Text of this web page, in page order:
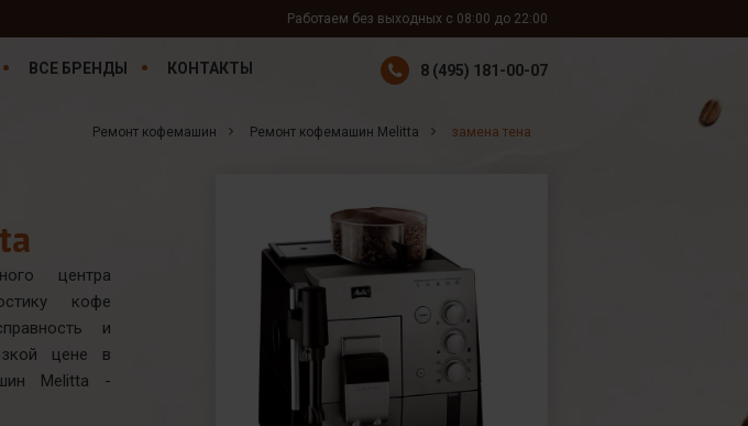
Работаем без выходных с 08:00 до 22:00
ВСЕ БРЕНДЫ КОНТАКТЫ 8 (495) 181-00-07
Ремонт кофемашин Ремонт кофемашин Melitta замена тена
центра
кофе
и
цене в
Melitta -